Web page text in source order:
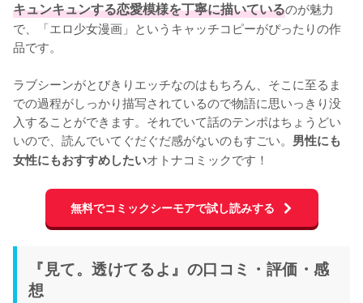
キュンキュンする恋愛模様を丁寧に描いているのが魅力
で、「エロ少女漫画」というキャッチコピーがぴったりの作
品です。
ラブシーンがとびきりエッチなのはもちろん、そこに至るま
での過程がしっかり描写されているので物語に思いっきり没
入することができます。それでいて話のテンポはちょうどい
いので、読んでいてぐだぐだ感がないのもすごい。 男性にも
女性にもおすすめしたいオトナコミックです！
無料でコミックシーモアで試し読みする
『見て。透けてるよ』の口コミ・評価・感
想